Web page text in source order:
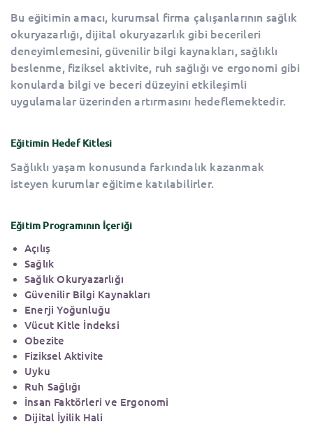
Bu eğitimin amacı, kurumsal firma çalışanlarının sağlık
okuryazarlığı, dijital okuryazarlık gibi becerileri
deneyimlemesini, güvenilir bilgi kaynakları, sağlıklı
beslenme, fiziksel aktivite, ruh sağlığı ve ergonomi gibi
konularda bilgi ve beceri düzeyini etkileşimli
uygulamalar üzerinden artırmasını hedeflemektedir.
Eğitimin Hedef Kitlesi
Sağlıklı yaşam konusunda farkındalık kazanmak
isteyen kurumlar eğitime katılabilirler.
Eğitim Programının İçeriği
Açılış
Sağlık
Sağlık Okuryazarlığı
Güvenilir Bilgi Kaynakları
Enerji Yoğunluğu
Vücut Kitle İndeksi
Obezite
Fiziksel Aktivite
Uyku
Ruh Sağlığı
İnsan Faktörleri ve Ergonomi
Dijital İyilik Hali